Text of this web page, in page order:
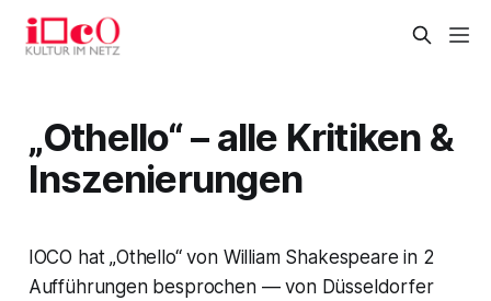
„Othello“ – alle Kritiken &
Inszenierungen
IOCO hat „Othello“ von William Shakespeare in 2
Aufführungen besprochen — von Düsseldorfer